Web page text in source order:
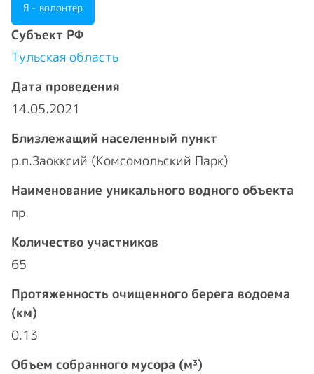
Я - волонтер
Cубъект РФ
Тульская область
Дата проведения
14.05.2021
Близлежащий населенный пункт
р.п.Заокксий (Комсомольский Парк)
Наименование уникального водного объекта
пр.
Количество участников
65
Протяженность очищенного берега водоема
(км)
0.13
Объем собранного мусора (м³)